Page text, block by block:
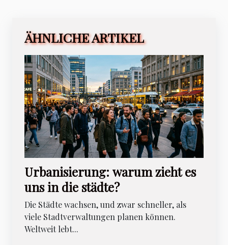
ÄHNLICHE ARTIKEL
Urbanisierung: warum zieht es
uns in die städte?
Die Städte wachsen, und zwar schneller, als
viele Stadtverwaltungen planen können.
Weltweit lebt...